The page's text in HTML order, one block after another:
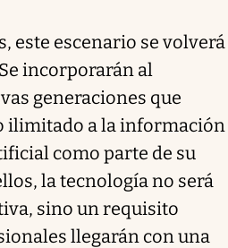
este escenario se volverá
incorporarán al
generaciones que
ilimitado a la información
como parte de su
la tecnología no será
sino un requisito
llegarán con una